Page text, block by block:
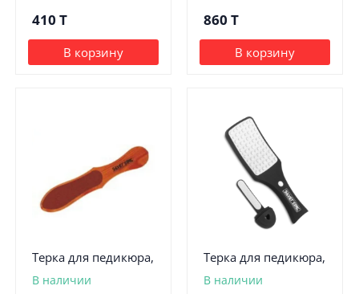
410 T
В корзину
860 T
В корзину
Терка для педикюра,
В наличии
Терка для педикюра,
В наличии